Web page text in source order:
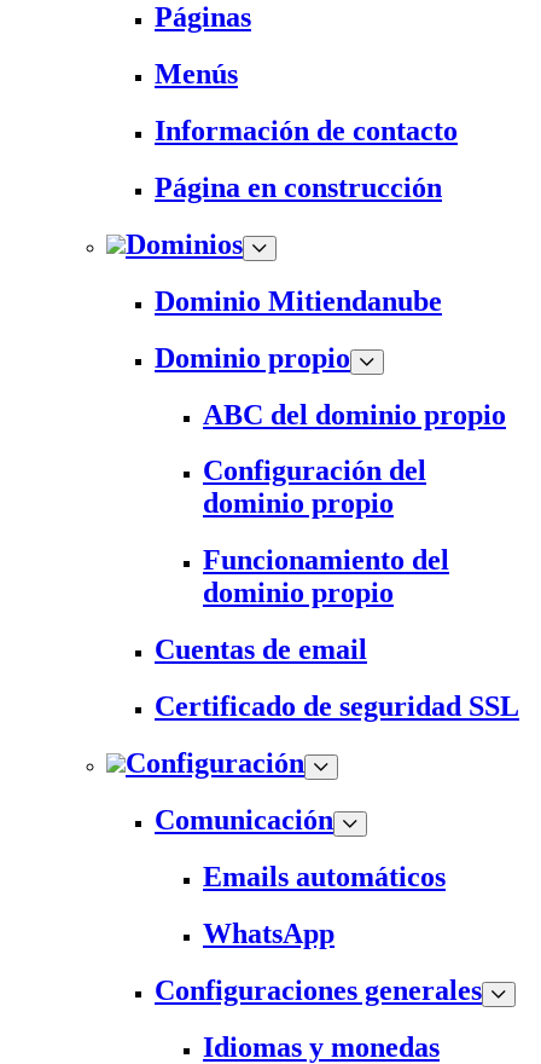
Páginas
Menús
Información de contacto
Página en construcción
Dominios
Dominio Mitiendanube
Dominio propio
ABC del dominio propio
Configuración del
dominio propio
Funcionamiento del
dominio propio
Cuentas de email
Certificado de seguridad SSL
Configuración
Comunicación
Emails automáticos
WhatsApp
Configuraciones generales
Idiomas y monedas